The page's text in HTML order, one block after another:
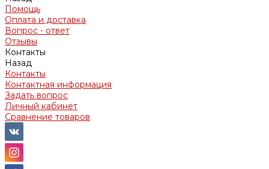
Помощь
Оплата и доставка
Вопрос - ответ
Отзывы
Контакты
Назад
Контакты
Контактная информация
Задать вопрос
Личный кабинет
Сравнение товаров